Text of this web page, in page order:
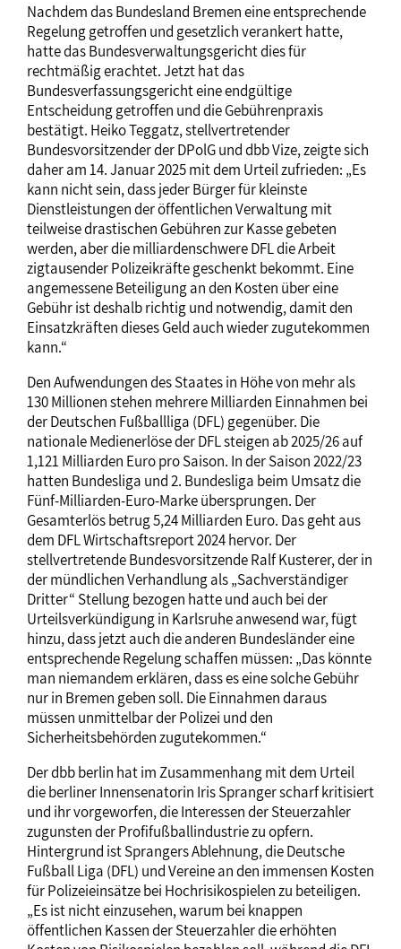
Nachdem das Bundesland Bremen eine entsprechende
Regelung getroffen und gesetzlich verankert hatte,
hatte das Bundesverwaltungsgericht dies für
rechtmäßig erachtet. Jetzt hat das
Bundesverfassungsgericht eine endgültige
Entscheidung getroffen und die Gebührenpraxis
bestätigt. Heiko Teggatz, stellvertretender
Bundesvorsitzender der DPolG und dbb Vize, zeigte sich
daher am 14. Januar 2025 mit dem Urteil zufrieden: „Es
kann nicht sein, dass jeder Bürger für kleinste
Dienstleistungen der öffentlichen Verwaltung mit
teilweise drastischen Gebühren zur Kasse gebeten
werden, aber die milliardenschwere DFL die Arbeit
zigtausender Polizeikräfte geschenkt bekommt. Eine
angemessene Beteiligung an den Kosten über eine
Gebühr ist deshalb richtig und notwendig, damit den
Einsatzkräften dieses Geld auch wieder zugutekommen
kann.“
Den Aufwendungen des Staates in Höhe von mehr als
130 Millionen stehen mehrere Milliarden Einnahmen bei
der Deutschen Fußballliga (DFL) gegenüber. Die
nationale Medienerlöse der DFL steigen ab 2025/26 auf
1,121 Milliarden Euro pro Saison. In der Saison 2022/23
hatten Bundesliga und 2. Bundesliga beim Umsatz die
Fünf-Milliarden-Euro-Marke übersprungen. Der
Gesamterlös betrug 5,24 Milliarden Euro. Das geht aus
dem DFL Wirtschaftsreport 2024 hervor. Der
stellvertretende Bundesvorsitzende Ralf Kusterer, der in
der mündlichen Verhandlung als „Sachverständiger
Dritter“ Stellung bezogen hatte und auch bei der
Urteilsverkündigung in Karlsruhe anwesend war, fügt
hinzu, dass jetzt auch die anderen Bundesländer eine
entsprechende Regelung schaffen müssen: „Das könnte
man niemandem erklären, dass es eine solche Gebühr
nur in Bremen geben soll. Die Einnahmen daraus
müssen unmittelbar der Polizei und den
Sicherheitsbehörden zugutekommen.“
Der dbb berlin hat im Zusammenhang mit dem Urteil
die berliner Innensenatorin Iris Spranger scharf kritisiert
und ihr vorgeworfen, die Interessen der Steuerzahler
zugunsten der Profifußballindustrie zu opfern.
Hintergrund ist Sprangers Ablehnung, die Deutsche
Fußball Liga (DFL) und Vereine an den immensen Kosten
für Polizeieinsätze bei Hochrisikospielen zu beteiligen.
„Es ist nicht einzusehen, warum bei knappen
öffentlichen Kassen der Steuerzahler die erhöhten